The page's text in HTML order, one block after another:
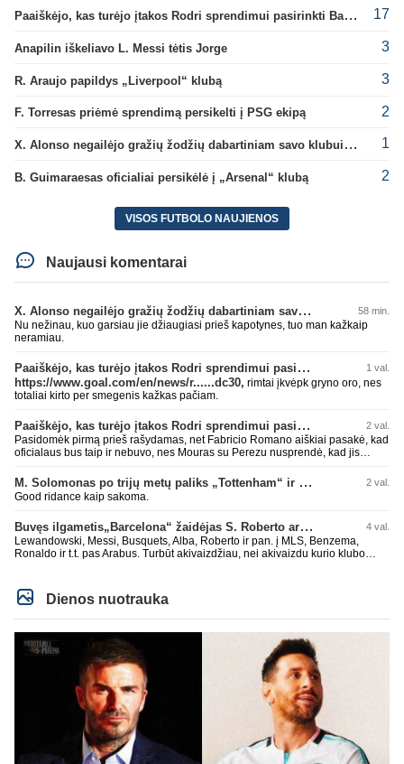
Paaiškėjo, kas turėjo įtakos Rodri sprendimui pasirinkti Barselonos pusę 17
Anapilin iškeliavo L. Messi tėtis Jorge 3
R. Araujo papildys „Liverpool“ klubą 3
F. Torresas priėmė sprendimą persikelti į PSG ekipą 2
X. Alonso negailėjo gražių žodžių dabartiniam savo klubui „Chelsea“ 1
B. Guimaraesas oficialiai persikėlė į „Arsenal“ klubą 2
VISOS FUTBOLO NAUJIENOS
Naujausi komentarai
X. Alonso negailėjo gražių žodžių dabartiniam savo klubui „Chelsea“ 58 min.
Nu nežinau, kuo garsiau jie džiaugiasi prieš kapotynes, tuo man kažkaip
neramiau.
Paaiškėjo, kas turėjo įtakos Rodri sprendimui pasirinkti Barselonos pusę 1 val.
https://www.goal.com/en/news/r......dc30, rimtai įkvėpk gryno oro, nes
totaliai kirto per smegenis kažkas pačiam.
Paaiškėjo, kas turėjo įtakos Rodri sprendimui pasirinkti Barselonos pusę 2 val.
Pasidomėk pirmą prieš rašydamas, net Fabricio Romano aiškiai pasakė, kad
oficialaus bus taip ir nebuvo, nes Mouras su Perezu nusprendė, kad jis
surasti info ar buvo oficialus bid. Atsakymas: Ne, oficialaus raštiško
pasiūlymo (official bid) Madrido „Real“ Mančesterio „City“ klubui už Rodri dar
nepateikė. ​Nors žiniasklaidoje (pvz., The Athletic, Diario AS) garsiai kalbama
kontaktus su žaidėjo stovykla ar „City“ vadovais, oficialus formalus
pasiūlymas iki šiol nėra registruotas. ​Ispanijos gigantai tikrina situaciją ir
vertina galimybes, tačiau kol kas viskas vyksta tik žvalgybos ir neoficialių
M. Solomonas po trijų metų paliks „Tottenham“ ir papildys „West Ham“ klubą 2 val.
Good ridance kaip sakoma.
Buvęs ilgametis„Barcelona“ žaidėjas S. Roberto artėja link persikėlimo į MLS 4 val.
Lewandowski, Messi, Busquets, Alba, Roberto ir pan. į MLS, Benzema,
Ronaldo ir t.t. pas Arabus. Turbūt akivaizdžiau, nei akivaizdu kurio klubo
Dienos nuotrauka